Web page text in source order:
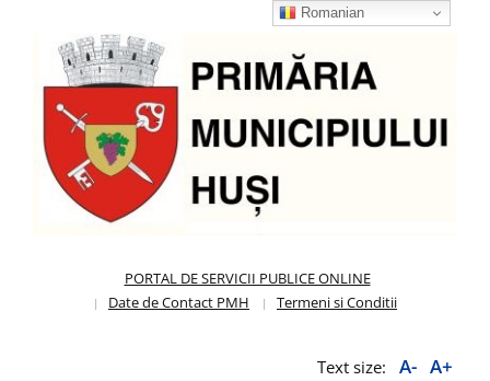
PORTAL DE SERVICII PUBLICE ONLINE
Date de Contact PMH
Termeni si Conditii
Text size: A- A+
Romanian